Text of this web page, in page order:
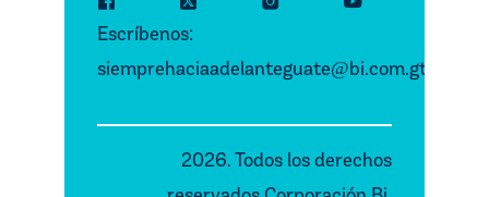
Escríbenos:
siemprehaciaadelanteguate@bi.com.gt
2026. Todos los derechos